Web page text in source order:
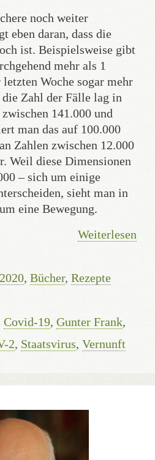
noch weiter
eben daran, dass die
ist. Beispielsweise gibt
mehr als 1
Woche sogar mehr
Zahl der Fälle lag in
141.000 und
man das auf 100.000
Zahlen zwischen 12.000
Weil diese Dimensionen
– sich um einige
sieht man in
eine Bewegung.
Weiterlesen
, Bücher, Rezepte
Covid-19, Gunter Frank,
2, Staatsvirus, Vernunft